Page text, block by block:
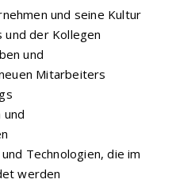
und seine Kultur
der Kollegen
und
Mitarbeiters
und
Technologien, die im
werden